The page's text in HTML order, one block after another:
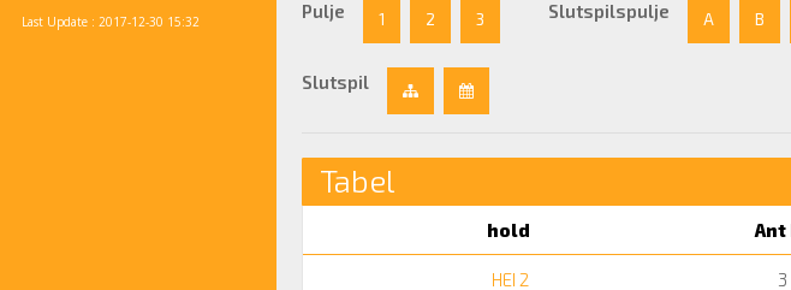
Last Update : 2017-12-30 15:32
Pulje 1 2 3 Slutspilspulje A B
Slutspil
Tabel
hold Ant
HEI 2 3